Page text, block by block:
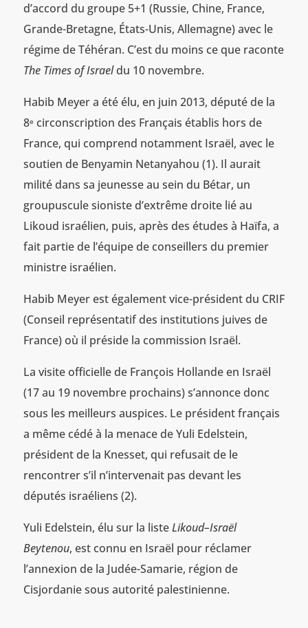
d’accord du groupe 5+1 (Russie, Chine, France,
Grande-Bretagne, États-Unis, Allemagne) avec le
régime de Téhéran. C’est du moins ce que raconte
The Times of Israeldu 10 novembre.
Habib Meyer a été élu, en juin 2013, député de la
8ecirconscription des Français établis hors de
France, qui comprend notamment Israël, avec le
soutien de Benyamin Netanyahou (1). Il aurait
milité dans sa jeunesse au sein du Bétar, un
groupuscule sioniste d’extrême droite lié au
Likoud israélien, puis, après des études à Haïfa, a
fait partie de l’équipe de conseillers du premier
ministre israélien.
Habib Meyer est également vice-président du CRIF
(Conseil représentatif des institutions juives de
France) où il préside la commission Israël.
La visite officielle de François Hollande en Israël
(17 au 19 novembre prochains) s’annonce donc
sous les meilleurs auspices. Le président français
a même cédé à la menace de Yuli Edelstein,
président de la Knesset, qui refusait de le
rencontrer s’il n’intervenait pas devant les
députés israéliens (2).
Yuli Edelstein, élu sur la listeLikoud–Israël
Beytenou, est connu en Israël pour réclamer
l’annexion de la Judée-Samarie, région de
Cisjordanie sous autorité palestinienne.